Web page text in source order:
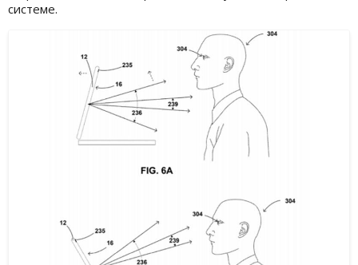
системе.